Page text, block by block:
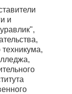
и
техникума,